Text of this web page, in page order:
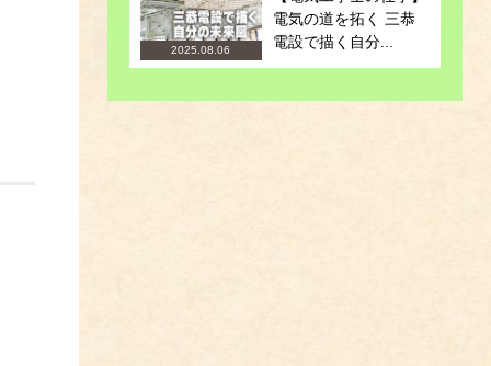
2025.08.06
電気の道を拓く 三恭
電設で描く自分...